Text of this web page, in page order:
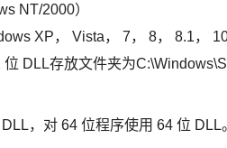
NT/2000）
XP， Vista， 7， 8， 8.1， 10
DLL存放文件夹为
，对 64 位程序使用 64 位 DLL